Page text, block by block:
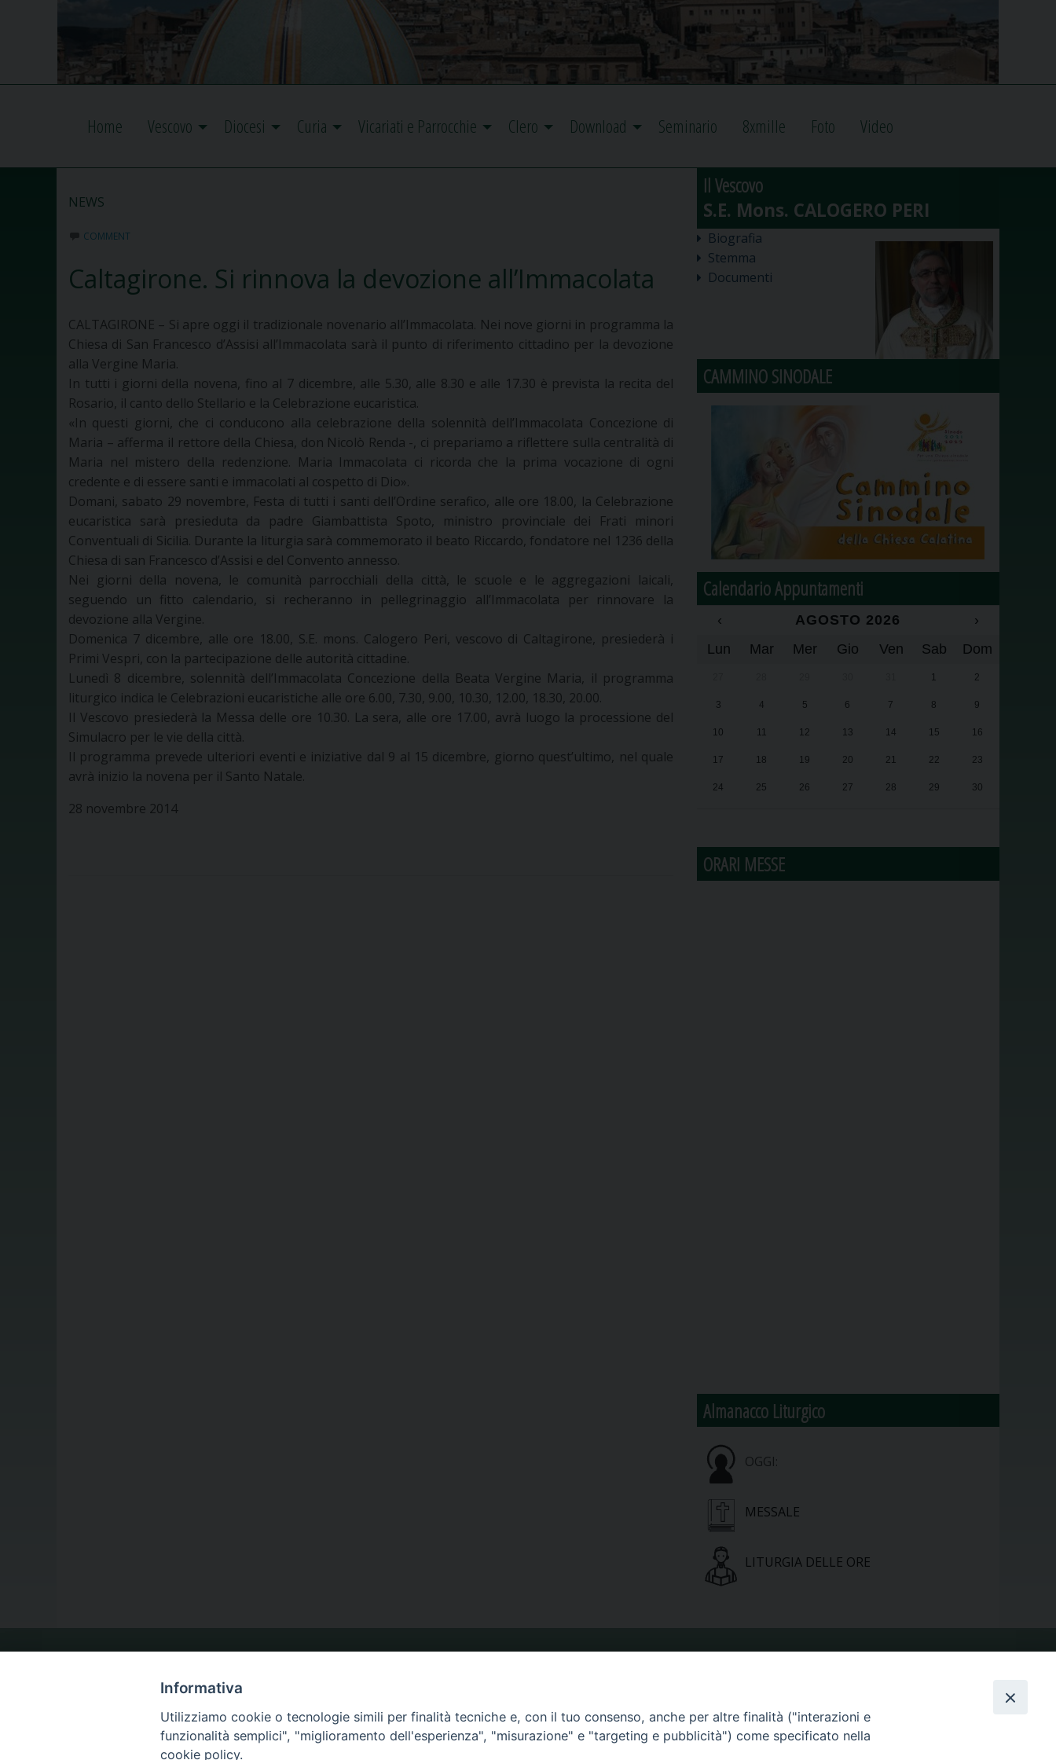
Home Vescovo Diocesi Curia Vicariati e Parrocchie Clero Download Seminario 8xmille Foto Video
NEWS
COMMENT
Caltagirone. Si rinnova la devozione all’Immacolata
CALTAGIRONE – Si apre oggi il tradizionale novenario all’Immacolata. Nei nove giorni in programma la
Chiesa di San Francesco d’Assisi all’Immacolata sarà il punto di riferimento cittadino per la devozione
alla Vergine Maria.
In tutti i giorni della novena, fino al 7 dicembre, alle 5.30, alle 8.30 e alle 17.30 è prevista la recita del
Rosario, il canto dello Stellario e la Celebrazione eucaristica.
«In questi giorni, che ci conducono alla celebrazione della solennità dell’Immacolata Concezione di
Maria – afferma il rettore della Chiesa, don Nicolò Renda -, ci prepariamo a riflettere sulla centralità di
Maria nel mistero della redenzione. Maria Immacolata ci ricorda che la prima vocazione di ogni
credente e di essere santi e immacolati al cospetto di Dio».
Domani, sabato 29 novembre, Festa di tutti i santi dell’Ordine serafico, alle ore 18.00, la Celebrazione
eucaristica sarà presieduta da padre Giambattista Spoto, ministro provinciale dei Frati minori
Conventuali di Sicilia. Durante la liturgia sarà commemorato il beato Riccardo, fondatore nel 1236 della
Chiesa di san Francesco d’Assisi e del Convento annesso.
Nei giorni della novena, le comunità parrocchiali della città, le scuole e le aggregazioni laicali,
seguendo un fitto calendario, si recheranno in pellegrinaggio all’Immacolata per rinnovare la
devozione alla Vergine.
Domenica 7 dicembre, alle ore 18.00, S.E. mons. Calogero Peri, vescovo di Caltagirone, presiederà i
Primi Vespri, con la partecipazione delle autorità cittadine.
Lunedì 8 dicembre, solennità dell’Immacolata Concezione della Beata Vergine Maria, il programma
liturgico indica le Celebrazioni eucaristiche alle ore 6.00, 7.30, 9.00, 10.30, 12.00, 18.30, 20.00.
Il Vescovo presiederà la Messa delle ore 10.30. La sera, alle ore 17.00, avrà luogo la processione del
Simulacro per le vie della città.
Il programma prevede ulteriori eventi e iniziative dal 9 al 15 dicembre, giorno quest’ultimo, nel quale
avrà inizio la novena per il Santo Natale.
28 novembre 2014
Il Vescovo
Biografia
Stemma
Documenti
CAMMINO SINODALE
Calendario Appuntamenti
‹ AGOSTO 2026
›
Lun
Mar Mer Gio Ven Sab Dom
1 2
3 4 5 6 7 8 9
10 11 12 13 14 15 16
17 18 19 20 21 22 23
24 25 26 27 28 29 30
ORARI MESSE
Almanacco Liturgico
OGGI:
MESSALE
LITURGIA DELLE ORE
LA NOSTRA DIOCESI
IL VESCOVO
CALENDARIO PASTORALE
PHOTOGALLERY
Informativa
Utilizziamo cookie o tecnologie simili per finalità tecniche e, con il tuo consenso, anche per altre finalità ("interazioni e
funzionalità semplici", "miglioramento dell'esperienza", "misurazione" e "targeting e pubblicità") come specificato nella
cookie policy.